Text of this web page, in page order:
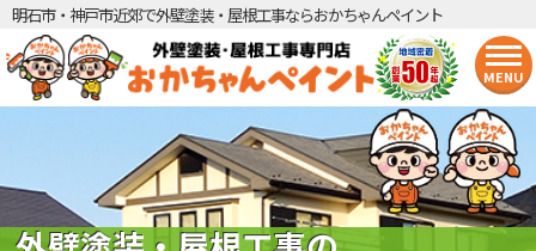
明石市・神戸市近郊で外壁塗装・屋根工事ならおかちゃんペイント
MENU